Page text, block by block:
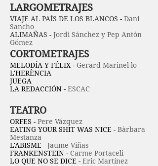
LARGOMETRAJES
VIAJE AL PAÍS DE LOS BLANCOS - Dani
Sancho
ALIMAÑAS - Jordi Sánchez y Pep Antón
Gómez
CORTOMETRAJES
MELODÍA Y FÉLIX - Gerard Marinel-lo
L'HERÈNCIA
JUEGA
LA REDACCIÓN - ESCAC
TEATRO
ORFES - Pere Vázquez
EATING YOUR SHIT WAS NICE - Bàrbara
Mestanza
L'ABISME - Jaume Viñas
FRANKENSTEIN - Carme Portaceli
LO QUE NO SE DICE - Eric Martínez